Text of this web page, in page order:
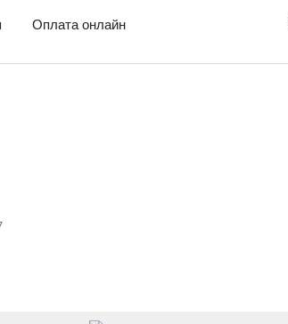
Оплата онлайн